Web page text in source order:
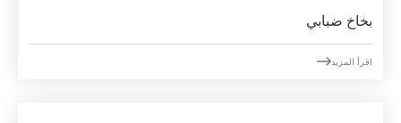
بخاخ ضبابي
اقرأ المزيد